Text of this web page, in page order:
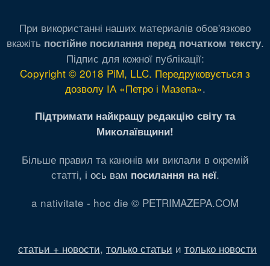
При використанні наших материалів обов'язково
вкажіть постійне посилання перед початком тексту.
Підпис для кожної публікації:
Copyright © 2018 PiM, LLC. Передруковується з
дозволу ІА «Петро і Мазепа».
Підтримати найкращу редакцію світу та
Миколаївщини!
Більше правил та канонів ми виклали в окремій
статті, і ось вам посилання на неї.
a nativitate - hoc die © PETRIMAZEPA.COM
статьи + новости, только статьи и только новости